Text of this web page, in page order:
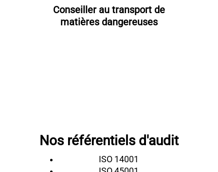
Conseiller au transport de
matières dangereuses
Nos référentiels d'audit
ISO 14001